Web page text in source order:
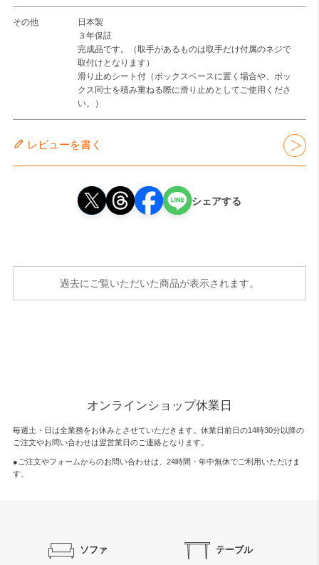
その他
日本製
３年保証
完成品です。（取手があるものは取手だけ付属のネジで
取付けとなります）
滑り止めシート付（ボックスベースに置く場合や、ボッ
クス同士を積み重ねる際に滑り止めとしてご使用くださ
い。）
レビューを書く
シェアする
過去にご覧いただいた商品が表示されます。
オンラインショップ休業日
毎週土・日は全業務をお休みとさせていただきます。休業日前日の14時30分以降の
ご注文やお問い合わせは翌営業日のご連絡となります。
●ご注文やフォームからのお問い合わせは、 24時間・年中無休でご利用いただけま
す。
ソファ テーブル